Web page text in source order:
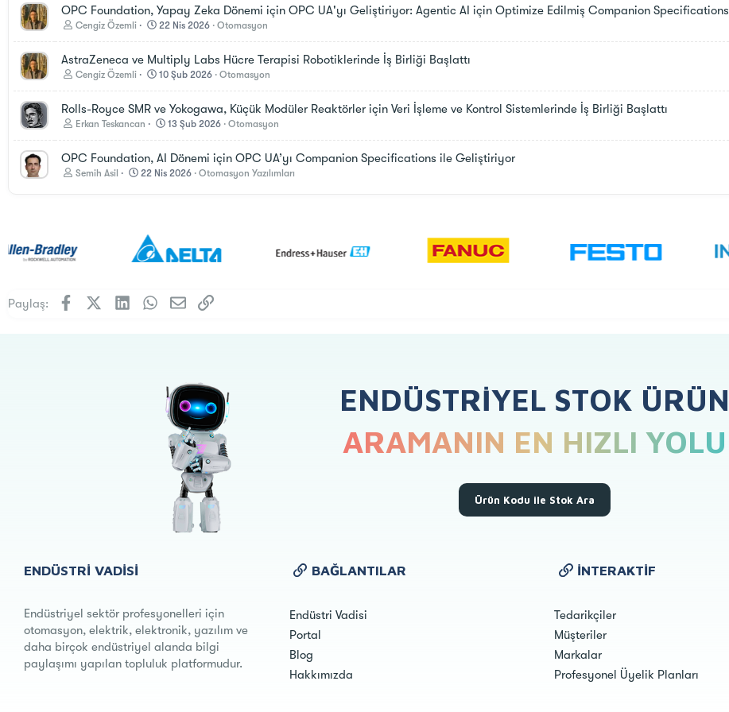
OPC Foundation, Yapay Zeka Dönemi için OPC UA'yı Geliştiriyor: Agentic AI için Optimize Edilmiş Companion Specifications
Cengiz Özemli 22 Nis 2026 Otomasyon
AstraZeneca ve Multiply Labs Hücre Terapisi Robotiklerinde İş Birliği Başlattı
Cengiz Özemli 10 Şub 2026 Otomasyon
Rolls-Royce SMR ve Yokogawa, Küçük Modüler Reaktörler için Veri İşleme ve Kontrol Sistemlerinde İş Birliği Başlattı
Erkan Teskancan 13 Şub 2026 Otomasyon
OPC Foundation, AI Dönemi için OPC UA’yı Companion Specifications ile Geliştiriyor
Semih Asil 22 Nis 2026 Otomasyon Yazılımları
Paylaş: FacebookX (Twitter)LinkedInWhatsApp
E-postaLink
ENDÜSTRIYEL STOK ÜRÜN
ARAMANIN EN HIZLI YOLU
Ürün Kodu ile Stok Ara
ENDÜSTRI VADISI
Endüstriyel sektör profesyonelleri için
otomasyon, elektrik, elektronik, yazılım ve
daha birçok endüstriyel alanda bilgi
paylaşımı yapılan topluluk platformudur.
BAĞLANTILAR
Endüstri Vadisi
Portal
Blog
Hakkımızda
İNTERAKTIF
Tedarikçiler
Müşteriler
Markalar
Profesyonel Üyelik Planları